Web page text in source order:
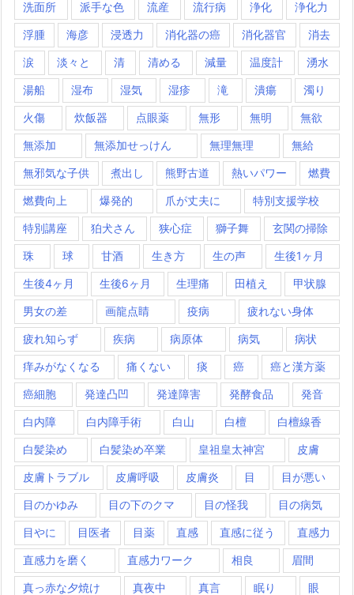
洗面所 派手な色 流産 流行病 浄化 浄化力
浮腫 海彦 浸透力 消化器の癌 消化器官 消去
涙 淡々と 清 清める 減量 温度計 湧水
湯船 湿布 湿気 湿疹 滝 潰瘍 濁り
火傷 炊飯器 点眼薬 無形 無明 無欲
無添加 無添加せっけん 無理無理 無給
無邪気な子供 煮出し 熊野古道 熱いパワー 燃費
燃費向上 爆発的 爪が丈夫に 特別支援学校
特別講座 狛犬さん 狭心症 獅子舞 玄関の掃除
珠 球 甘酒 生き方 生の声 生後1ヶ月
生後4ヶ月 生後6ヶ月 生理痛 田植え 甲状腺
男女の差 画龍点睛 疫病 疲れない身体
疲れ知らず 疾病 病原体 病気 病状
痒みがなくなる 痛くない 痰 癌 癌と漢方薬
癌細胞 発達凸凹 発達障害 発酵食品 発音
白内障 白内障手術 白山 白檀 白檀線香
白髪染め 白髪染め卒業 皇祖皇太神宮 皮膚
皮膚トラブル 皮膚呼吸 皮膚炎 目 目が悪い
目のかゆみ 目の下のクマ 目の怪我 目の病気
目やに 目医者 目薬 直感 直感に従う 直感力
直感力を磨く 直感力ワーク 相良 眉間
真っ赤な夕焼け 真夜中 真言 眠り 眼